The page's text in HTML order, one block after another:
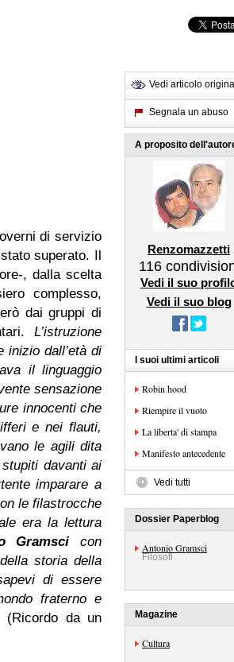
di servizio
superato. Il
, dalla scelta
complesso,
dai gruppi di
L’istruzione
inizio dall’età di
il linguaggio
sensazione
innocenti che
e nei flauti,
le agili dita
davanti ai
imparare a
le filastrocche
era la lettura
Gramsci con
storia della
di essere
fraterno e
(Ricordo da un
Vedi articolo
Segnala un abuso
A proposito
Renzomazzetti
116
Vedi il suo
Vedi il suo blog
I suoi ultimi articoli
Robin hood
Riempire il vuoto
La liberta' di stampa
Manifesto antecedente
Vedi tutti
Dossier Paperblog
Antonio Gramsci
Filosofi
Magazine
Cultura